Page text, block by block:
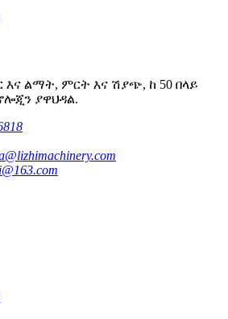
ልማት, ምርት እና ሽያጭ, ከ 50 በላይ
ያዋህዳል.